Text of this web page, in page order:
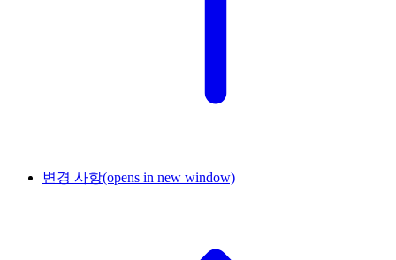
변경 사항(opens in new window)